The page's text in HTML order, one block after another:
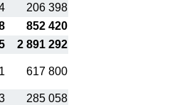
206 398
852 420
2 891 292
617 800
285 058